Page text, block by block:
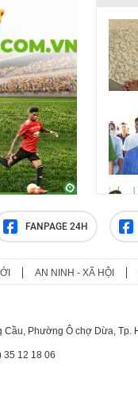
FANPAGE 24H
AN NINH - XÃ HỘI
Cầu, Phường Ô chợ Dừa, Tp.
35 12 18 06